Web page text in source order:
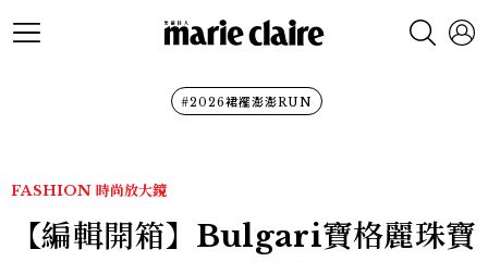
#2026裙襬澎澎RUN
FASHION 時尚放大鏡
【編輯開箱】Bulgari寶格麗珠寶